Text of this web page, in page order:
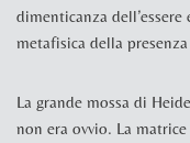
dimenticanza dell’essere
metafisica della
La grande mossa di
non era ovvio. La